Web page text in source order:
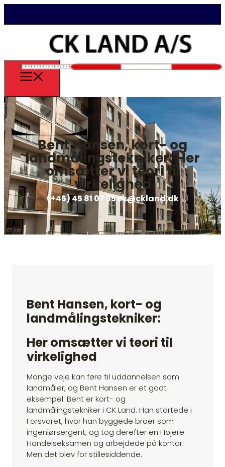
Bent Hansen, kort- og
landmålingstekniker: Her
omsætter vi teori til
virkelighed
(+45) 45 81 07 35ck@ckland.dk
Bent Hansen, kort- og
landmålingstekniker:
Her omsætter vi teori til
virkelighed
Mange veje kan føre til uddannelsen som
landmåler, og Bent Hansen er et godt
eksempel. Bent er kort- og
landmålingstekniker i CK Land. Han startede i
Forsvaret, hvor han byggede broer som
ingeniørsergent, og tog derefter en Højere
Handelseksamen og arbejdede på kontor.
Men det blev for stillesiddende.